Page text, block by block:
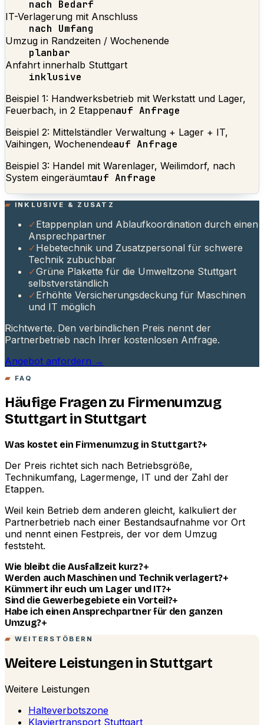
nach Bedarf
IT-Verlagerung mit Anschluss
nach Umfang
Umzug in Randzeiten / Wochenende
planbar
Anfahrt innerhalb Stuttgart
inklusive
Beispiel 1: Handwerksbetrieb mit Werkstatt und Lager,
Feuerbach, in 2 Etappenauf Anfrage
Beispiel 2: Mittelständler Verwaltung + Lager + IT,
Vaihingen, Wochenendeauf Anfrage
Beispiel 3: Handel mit Warenlager, Weilimdorf, nach
System eingeräumtauf Anfrage
INKLUSIVE & ZUSATZ
✓Etappenplan und Ablaufkoordination durch einen
Ansprechpartner
✓Hebetechnik und Zusatzpersonal für schwere
Technik zubuchbar
✓Grüne Plakette für die Umweltzone Stuttgart
selbstverständlich
✓Erhöhte Versicherungsdeckung für Maschinen
und IT möglich
Richtwerte. Den verbindlichen Preis nennt der
Partnerbetrieb nach Ihrer kostenlosen Anfrage.
Angebot anfordern →
FAQ
Häufige Fragen zu Firmenumzug
Stuttgart in Stuttgart
Was kostet ein Firmenumzug in Stuttgart?+
Der Preis richtet sich nach Betriebsgröße,
Technikumfang, Lagermenge, IT und der Zahl der
Etappen.
Weil kein Betrieb dem anderen gleicht, kalkuliert der
Partnerbetrieb nach einer Bestandsaufnahme vor Ort
und nennt einen Festpreis, der vor dem Umzug
feststeht.
Wie bleibt die Ausfallzeit kurz?+
Werden auch Maschinen und Technik verlagert?+
Kümmert ihr euch um Lager und IT?+
Sind die Gewerbegebiete ein Vorteil?+
Habe ich einen Ansprechpartner für den ganzen
Umzug?+
WEITERSTÖBERN
Weitere Leistungen in Stuttgart
Weitere Leistungen
Halteverbotszone
Klaviertransport Stuttgart